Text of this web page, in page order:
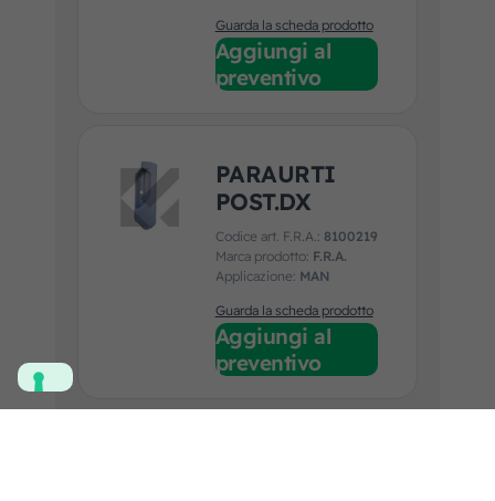
Guarda la scheda prodotto
Aggiungi al
preventivo
PARAURTI
POST.DX
Codice art. F.R.A.: 8100219
Marca prodotto: F.R.A.
Applicazione: MAN
Guarda la scheda prodotto
Aggiungi al
preventivo